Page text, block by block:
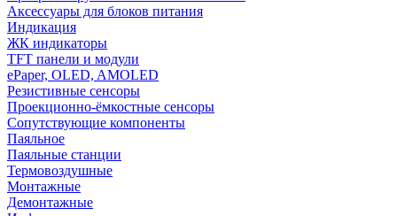
Аксессуары для блоков питания
Индикация
ЖК индикаторы
TFT панели и модули
ePaper, OLED, AMOLED
Резистивные сенсоры
Проекционно-ёмкостные сенсоры
Сопутствующие компоненты
Паяльное
Паяльные станции
Термовоздушные
Монтажные
Демонтажные